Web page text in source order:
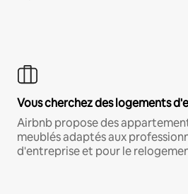
Vous cherchez des logements
Airbnb propose des
meublés adaptés aux
d'entreprise et pour le